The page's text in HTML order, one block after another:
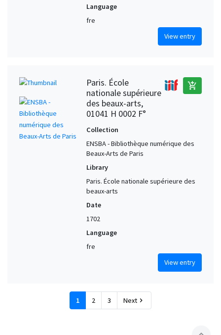
Language
fre
View entry
Paris. École
nationale supérieure
des beaux-arts,
01041 H 0002 F°
add_shopping_cart
Collection
ENSBA - Bibliothèque numérique des
Beaux-Arts de Paris
Library
Paris. École nationale supérieure des
beaux-arts
Date
1702
Language
fre
View entry
1 2 3 Next chevron_right